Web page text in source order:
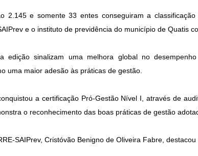
2.145 e somente 33 entes conseguiram a
e o instituto de previdência do município de Quatis
edição sinalizam uma melhora global no
uma maior adesão às práticas de gestão.
a certificação Pró-Gestão Nível I, através de
o reconhecimento das boas práticas de gestão
SAIPrev, Cristóvão Benigno de Oliveira Fabre, destacou